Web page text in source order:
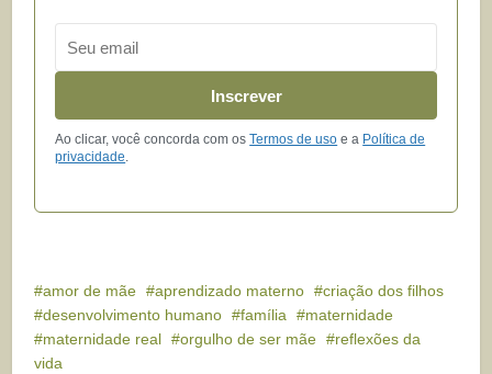
Inscrever
Ao clicar, você concorda com osTermos de uso e a Política de
privacidade.
amor de mãe aprendizado materno
criação dos filhos
desenvolvimento humano
família
maternidade
maternidade real
orgulho de ser mãe
reflexões da
vida